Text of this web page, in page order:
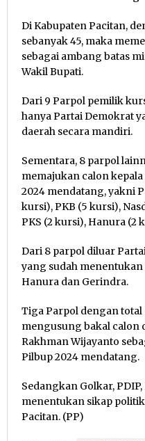
Di Kabupaten Pacitan,
sebanyak 45, maka
sebagai ambang batas
Wakil Bupati.
Dari 9 Parpol pemilik
hanya Partai Demokrat
daerah secara mandiri.
Sementara, 8 parpol
memajukan calon
2024 mendatang, yakni
kursi), PKB (5 kursi),
PKS (2 kursi), Hanura (2
Dari 8 parpol diluar
yang sudah
Hanura dan Gerindra.
Tiga Parpol dengan total
mengusung bakal calon
Rakhman Wijayanto
Pilbup 2024 mendatang.
Sedangkan Golkar,
menentukan sikap
Pacitan. (PP)